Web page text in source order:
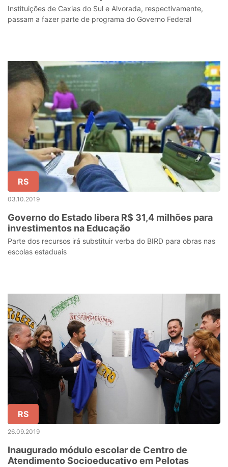
cívico-militar no RS
Instituições de Caxias do Sul e Alvorada, respectivamente,
passam a fazer parte de programa do Governo Federal
RS
03.10.2019
Governo do Estado libera R$ 31,4 milhões para
investimentos na Educação
Parte dos recursos irá substituir verba do BIRD para obras nas
escolas estaduais
RS
26.09.2019
Inaugurado módulo escolar de Centro de
Atendimento Socioeducativo em Pelotas